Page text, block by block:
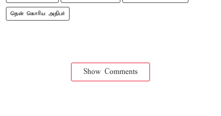
தென் கொரிய அதிபர்
Show Comments